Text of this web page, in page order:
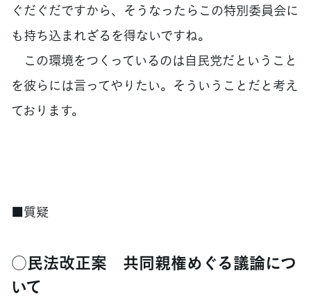
ぐだぐだですから、そうなったらこの特別委員会に
も持ち込まれざるを得ないですね。
この環境をつくっているのは自民党だということ
を彼らには言ってやりたい。そういうことだと考え
ております。
■質疑
○民法改正案 共同親権めぐる議論につ
いて